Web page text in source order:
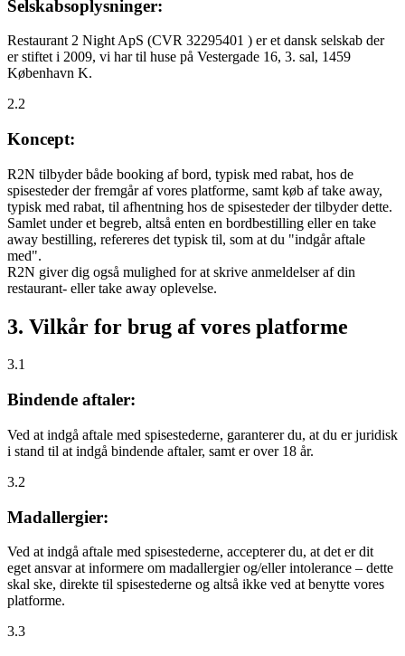
Selskabsoplysninger:
Restaurant 2 Night ApS (CVR 32295401 ) er et dansk selskab der
er stiftet i 2009, vi har til huse på Vestergade 16, 3. sal, 1459
København K.
2.2
Koncept:
R2N tilbyder både booking af bord, typisk med rabat, hos de
spisesteder der fremgår af vores platforme, samt køb af take away,
typisk med rabat, til afhentning hos de spisesteder der tilbyder dette.
Samlet under et begreb, altså enten en bordbestilling eller en take
away bestilling, refereres det typisk til, som at du "indgår aftale
med".
R2N giver dig også mulighed for at skrive anmeldelser af din
restaurant- eller take away oplevelse.
3. Vilkår for brug af vores platforme
3.1
Bindende aftaler:
Ved at indgå aftale med spisestederne, garanterer du, at du er juridisk
i stand til at indgå bindende aftaler, samt er over 18 år.
3.2
Madallergier:
Ved at indgå aftale med spisestederne, accepterer du, at det er dit
eget ansvar at informere om madallergier og/eller intolerance – dette
skal ske, direkte til spisestederne og altså ikke ved at benytte vores
platforme.
3.3